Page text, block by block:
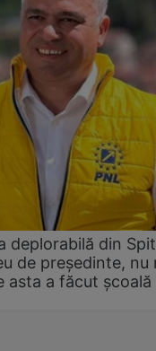
deplorabilă din
de președinte, nu
asta a făcut școală